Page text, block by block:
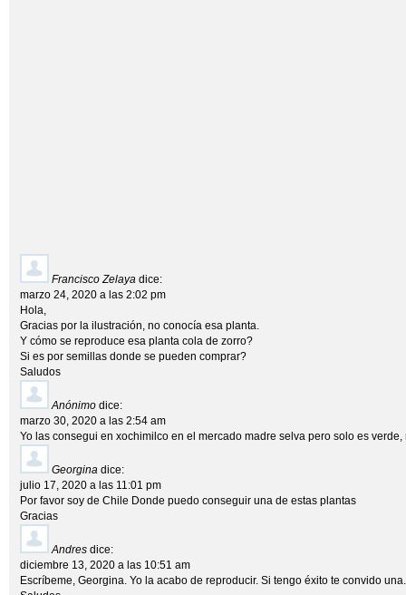
Francisco Zelaya dice:
marzo 24, 2020 a las 2:02 pm
Hola,
Gracias por la ilustración, no conocía esa planta.
Y cómo se reproduce esa planta cola de zorro?
Si es por semillas donde se pueden comprar?
Saludos
Anónimo dice:
marzo 30, 2020 a las 2:54 am
Yo las consegui en xochimilco en el mercado madre selva pero solo es
Georgina dice:
julio 17, 2020 a las 11:01 pm
Por favor soy de Chile Donde puedo conseguir una de estas plantas
Gracias
Andres dice:
diciembre 13, 2020 a las 10:51 am
Escríbeme, Georgina. Yo la acabo de reproducir. Si tengo éxito te convido una.